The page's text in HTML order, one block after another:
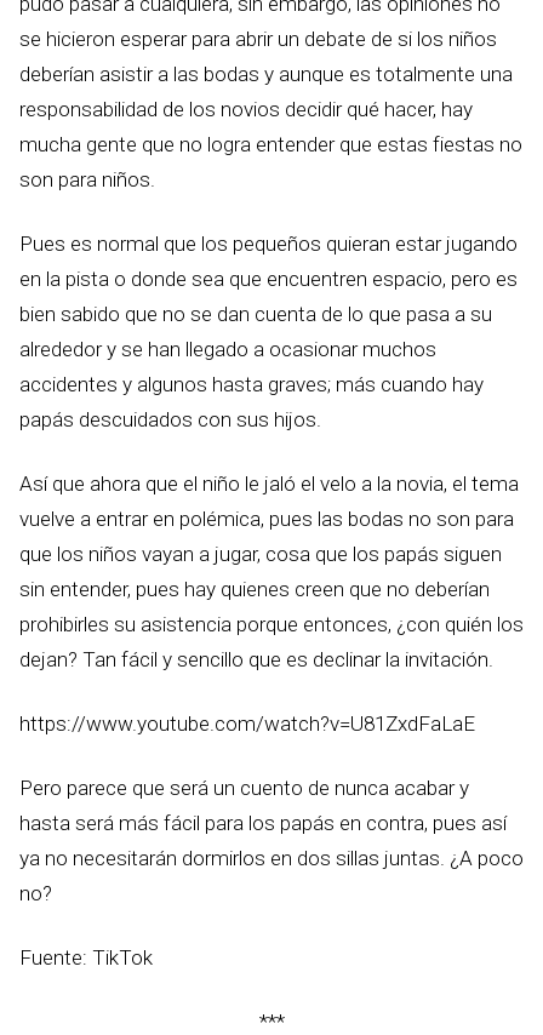
se hicieron esperar para abrir un debate de si los niños
deberían asistir a las bodas y aunque es totalmente una
responsabilidad de los novios decidir qué hacer, hay
mucha gente que no logra entender que estas fiestas no
son para niños.
Pues es normal que los pequeños quieran estar jugando
en la pista o donde sea que encuentren espacio, pero es
bien sabido que no se dan cuenta de lo que pasa a su
alrededor y se han llegado a ocasionar muchos
accidentes y algunos hasta graves; más cuando hay
papás descuidados con sus hijos.
Así que ahora que el niño le jaló el velo a la novia, el tema
vuelve a entrar en polémica, pues las bodas no son para
que los niños vayan a jugar, cosa que los papás siguen
sin entender, pues hay quienes creen que no deberían
prohibirles su asistencia porque entonces, ¿con quién los
dejan? Tan fácil y sencillo que es declinar la invitación.
https://www.youtube.com/watch?v=U81ZxdFaLaE
Pero parece que será un cuento de nunca acabar y
hasta será más fácil para los papás en contra, pues así
ya no necesitarán dormirlos en dos sillas juntas. ¿A poco
no?
Fuente: TikTok
***